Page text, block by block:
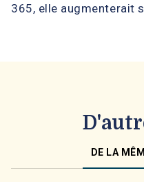
365, elle augmenterait
DE LA